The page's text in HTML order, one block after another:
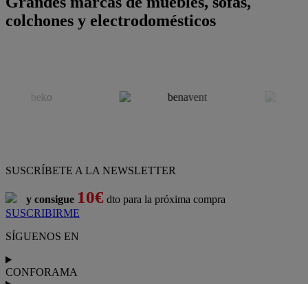
colchones y electrodomésticos
SUSCRÍBETE A LA NEWSLETTER
y consigue 10€ dto para la próxima compra
SUSCRIBIRME
SÍGUENOS EN
CONFORAMA